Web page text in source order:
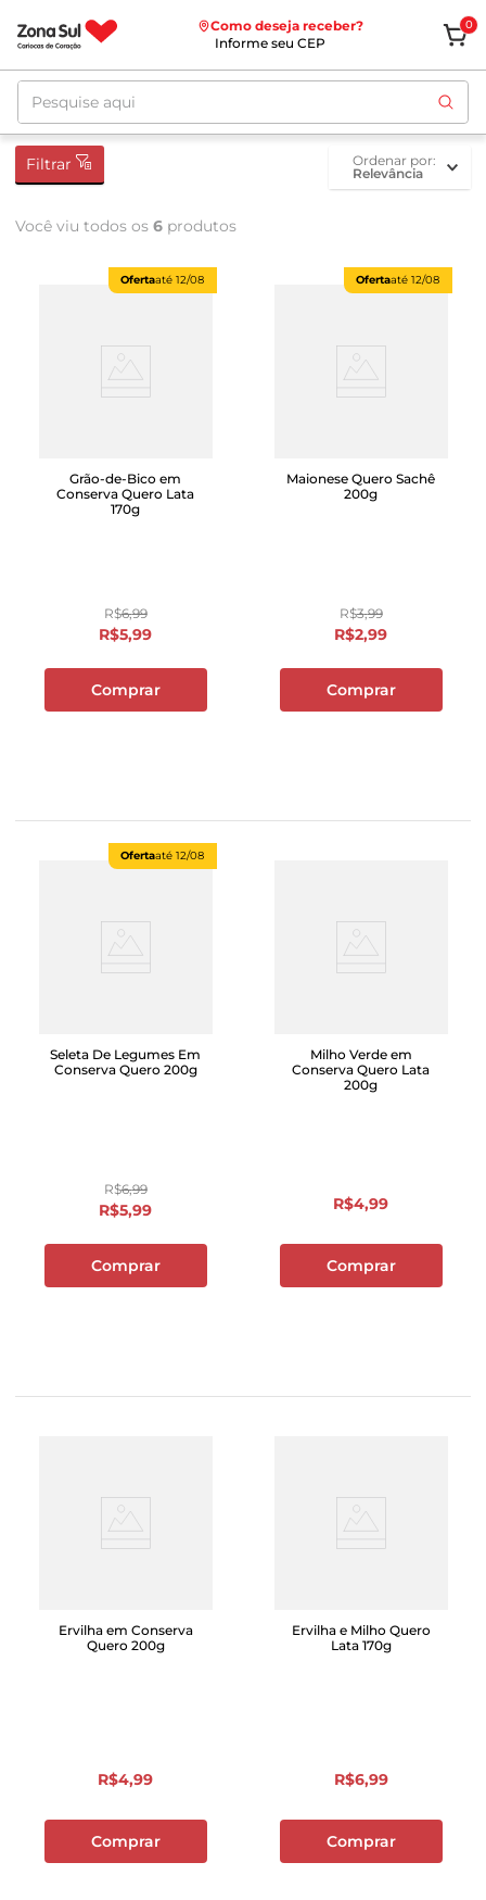
Como deseja receber?
Informe seu CEP
0
Pesquise aqui
Filtrar
ordenar por
Relevância
Você viu todos os 6 produtos
Ofertaaté 12/08
Grão-de-Bico em
Conserva Quero Lata
170g
R$6,99
R$5,99
Comprar
Ofertaaté 12/08
Maionese Quero Sachê
200g
R$3,99
R$2,99
Comprar
Ofertaaté 12/08
Seleta De Legumes Em
Conserva Quero 200g
R$6,99
R$5,99
Comprar
Milho Verde em
Conserva Quero Lata
200g
R$4,99
Comprar
Ervilha em Conserva
Quero 200g
R$4,99
Comprar
Ervilha e Milho Quero
Lata 170g
R$6,99
Comprar